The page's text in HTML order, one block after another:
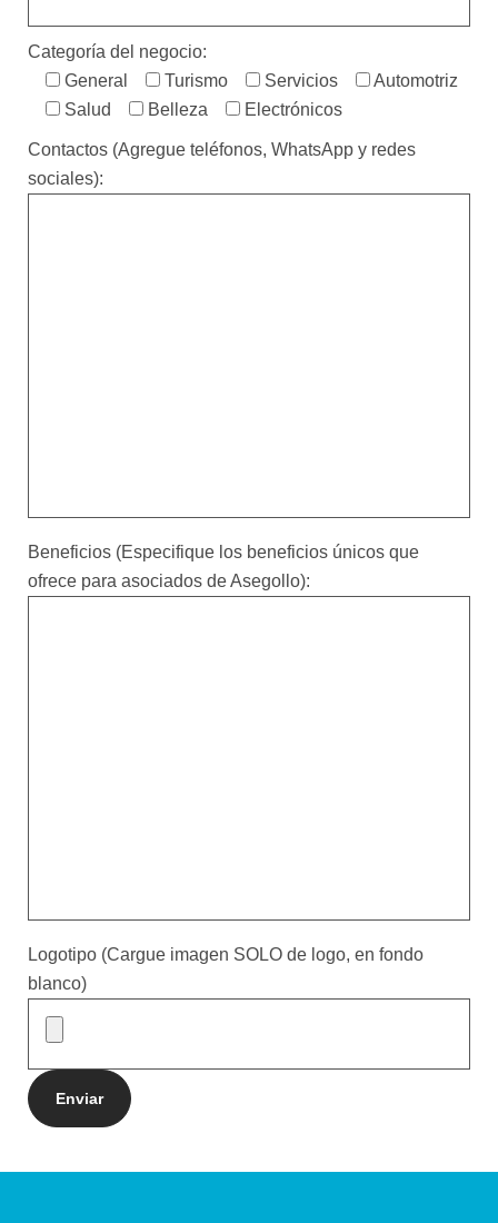
Categoría del negocio:
General
Turismo Servicios
Automotriz
Salud
Belleza Electrónicos
Contactos (Agregue teléfonos, WhatsApp y redes
sociales):
Beneficios (Especifique los beneficios únicos que
ofrece para asociados de Asegollo):
Logotipo (Cargue imagen SOLO de logo, en fondo
blanco)